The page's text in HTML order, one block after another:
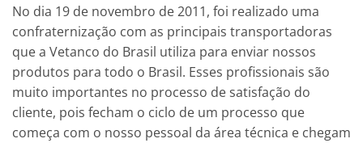
No dia 19 de novembro de 2011, foi realizado uma
confraternização com as principais transportadoras
que a Vetanco do Brasil utiliza para enviar nossos
produtos para todo o Brasil. Esses profissionais são
muito importantes no processo de satisfação do
cliente, pois fecham o ciclo de um processo que
começa com o nosso pessoal da área técnica e chegam